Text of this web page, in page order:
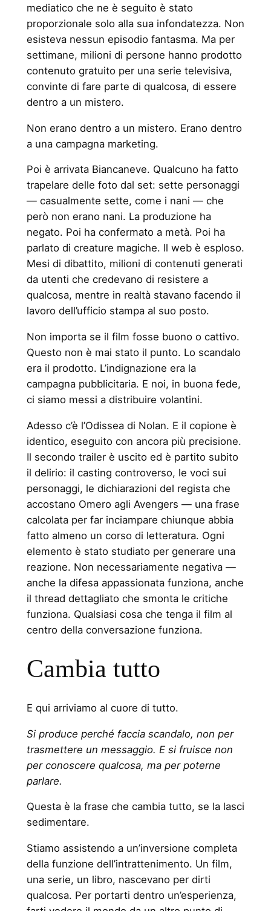
mediatico che ne è seguito è stato
proporzionale solo alla sua infondatezza. Non
esisteva nessun episodio fantasma. Ma per
settimane, milioni di persone hanno prodotto
contenuto gratuito per una serie televisiva,
convinte di fare parte di qualcosa, di essere
dentro a un mistero.
Non erano dentro a un mistero. Erano dentro
a una campagna marketing.
Poi è arrivata Biancaneve. Qualcuno ha fatto
trapelare delle foto dal set: sette personaggi
— casualmente sette, come i nani — che
però non erano nani. La produzione ha
negato. Poi ha confermato a metà. Poi ha
parlato di creature magiche. Il web è esploso.
Mesi di dibattito, milioni di contenuti generati
da utenti che credevano di resistere a
qualcosa, mentre in realtà stavano facendo il
lavoro dell’ufficio stampa al suo posto.
Non importa se il film fosse buono o cattivo.
Questo non è mai stato il punto. Lo scandalo
era il prodotto. L’indignazione era la
campagna pubblicitaria. E noi, in buona fede,
ci siamo messi a distribuire volantini.
Adesso c’è l’Odissea di Nolan. E il copione è
identico, eseguito con ancora più precisione.
Il secondo trailer è uscito ed è partito subito
il delirio: il casting controverso, le voci sui
personaggi, le dichiarazioni del regista che
accostano Omero agli Avengers — una frase
calcolata per far inciampare chiunque abbia
fatto almeno un corso di letteratura. Ogni
elemento è stato studiato per generare una
reazione. Non necessariamente negativa —
anche la difesa appassionata funziona, anche
il thread dettagliato che smonta le critiche
funziona. Qualsiasi cosa che tenga il film al
centro della conversazione funziona.
Cambia tutto
E qui arriviamo al cuore di tutto.
Si produce perché faccia scandalo, non per
trasmettere un messaggio. E si fruisce non
per conoscere qualcosa, ma per poterne
parlare.
Questa è la frase che cambia tutto, se la lasci
sedimentare.
Stiamo assistendo a un’inversione completa
della funzione dell’intrattenimento. Un film,
una serie, un libro, nascevano per dirti
qualcosa. Per portarti dentro un’esperienza,